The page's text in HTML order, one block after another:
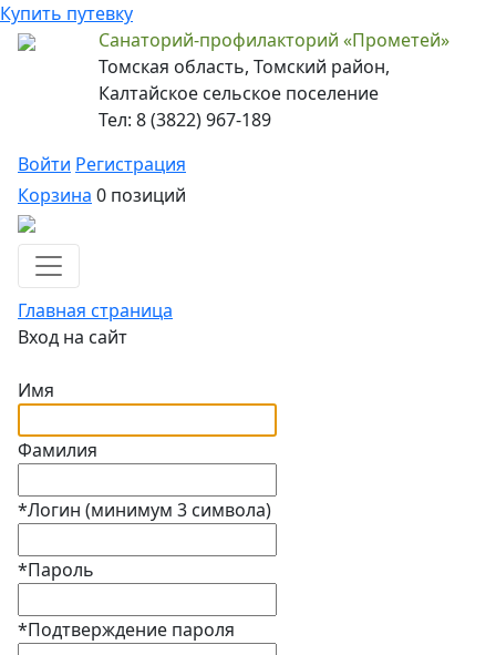
Купить путевку
Санаторий-профилакторий «Прометей»
Томская область, Томский район,
Калтайское сельское поселение
Тел: 8 (3822) 967-189
Войти Регистрация
Корзина 0 позиций
Главная страница
Вход на сайт
Имя
Фамилия
*Логин (минимум 3 символа)
*Пароль
*Подтверждение пароля